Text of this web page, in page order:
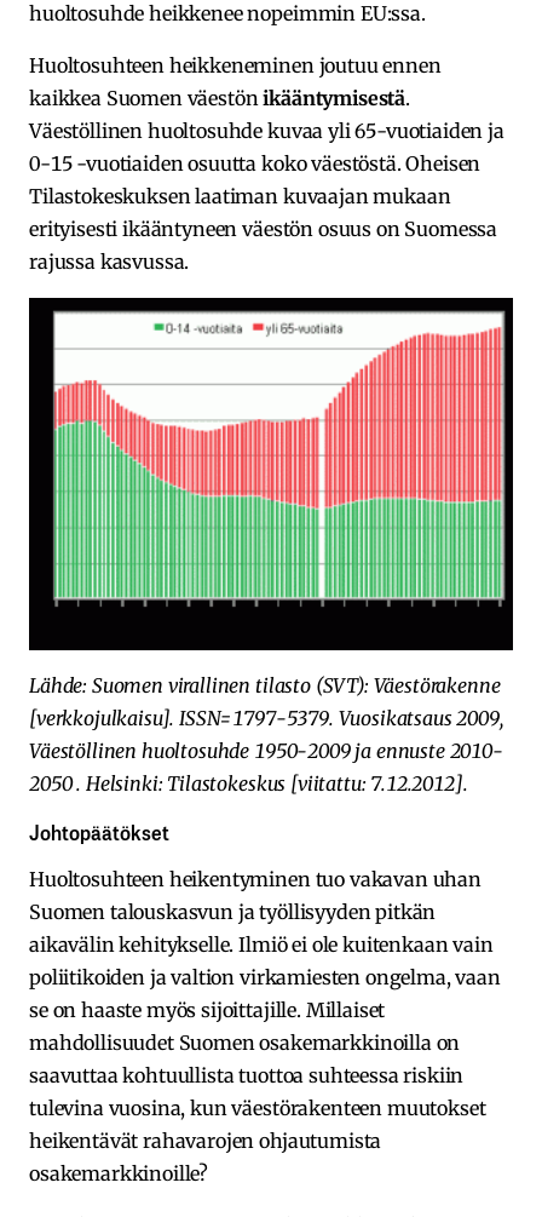
huoltosuhde heikkenee nopeimmin EU:ssa.
Huoltosuhteen heikkeneminen joutuu ennen
kaikkea Suomen väestönikääntymisestä.
Väestöllinen huoltosuhde kuvaa yli 65-vuotiaiden ja
0-15 -vuotiaiden osuutta koko väestöstä. Oheisen
Tilastokeskuksen laatiman kuvaajan mukaan
erityisesti ikääntyneen väestön osuus on Suomessa
rajussa kasvussa.
Lähde: Suomen virallinen tilasto (SVT): Väestörakenne
[verkkojulkaisu]. ISSN=1797-5379. Vuosikatsaus 2009,
Väestöllinen huoltosuhde 1950-2009 ja ennuste 2010-
2050 . Helsinki: Tilastokeskus [viitattu: 7.12.2012].
Johtopäätökset
Huoltosuhteen heikentyminen tuo vakavan uhan
Suomen talouskasvun ja työllisyyden pitkän
aikavälin kehitykselle. Ilmiö ei ole kuitenkaan vain
poliitikoiden ja valtion virkamiesten ongelma, vaan
se on haaste myös sijoittajille. Millaiset
mahdollisuudet Suomen osakemarkkinoilla on
saavuttaa kohtuullista tuottoa suhteessa riskiin
tulevina vuosina, kun väestörakenteen muutokset
heikentävät rahavarojen ohjautumista
osakemarkkinoille?